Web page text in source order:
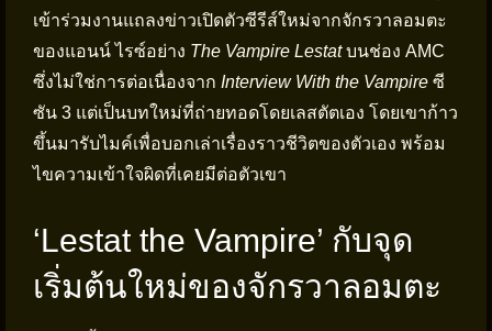
เข้าร่วมงานแถลงข่าวเปิดตัวซีรีส์ใหม่จากจักรวาลอมตะ
ของแอนน์ ไรซ์อย่าง The Vampire Lestatบนช่อง AMC
ซึ่งไม่ใช่การต่อเนื่องจาก Interview With the Vampire ซี
ซัน 3 แต่เป็นบทใหม่ที่ถ่ายทอดโดยเลสตัตเอง โดยเขาก้าว
ขึ้นมารับไมค์เพื่อบอกเล่าเรื่องราวชีวิตของตัวเอง พร้อม
ไขความเข้าใจผิดที่เคยมีต่อตัวเขา
‘Lestat the Vampire’ กับจุด
เริ่มต้นใหม่ของจักรวาลอมตะ